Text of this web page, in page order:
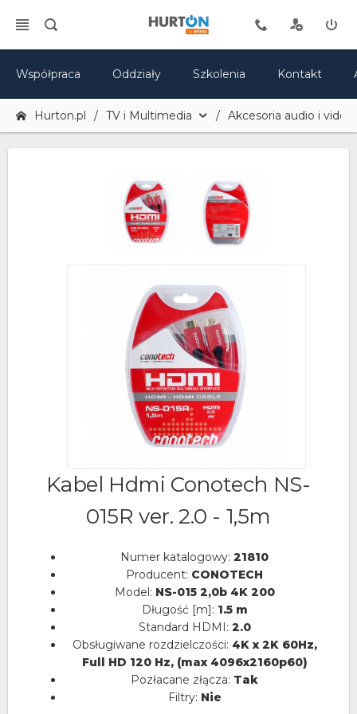
Współpraca Oddziały Szkolenia Kontakt
Hurton.pl TV i Multimedia Akcesoria audio i video
Kabel Hdmi Conotech NS-
015R ver. 2.0 - 1,5m
Numer katalogowy: 21810
Producent: CONOTECH
Model: NS-015 2,0b 4K 200
Długość [m]: 1.5 m
Standard HDMI: 2.0
Obsługiwane rozdzielczości: 4K x 2K 60Hz,
Full HD 120 Hz, (max 4096x2160p60)
Pozłacane złącza: Tak
Filtry: Nie